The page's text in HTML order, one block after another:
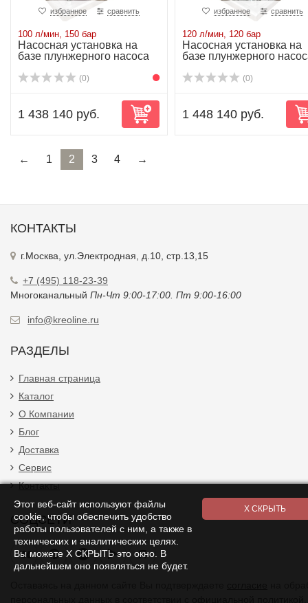
избранное сравнить
100 л/мин, 150 бар
Насосная установка на
базе плунжерного насоса
(0)
1 438 140 руб.
избранное сравнить
120 л/мин, 120 бар
Насосная установка на
базе плунжерного
(0)
1 448 140 руб.
← 1 2 3 4 →
КОНТАКТЫ
г.Москва, ул.Электродная, д.10, стр.13,15
+7 (495) 118-23-39
Многоканальный Пн-Чт 9:00-17:00. Пт 9:00-16:00
info@kreoline.ru
РАЗДЕЛЫ
Главная страница
Каталог
О Компании
Блог
Доставка
Сервис
Контакты
СОЦСЕТИ
Я
Этот веб-сайт используют файлы
cookie, чтобы обеспечить удобство
работы пользователей с ним, а также в
технических и аналитических целях.
Вы можете Х СКРЫТЬ это окно. В
дальнейшем оно появляться не будет.